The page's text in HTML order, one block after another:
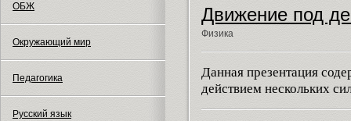
ОБЖ
Окружающий мир
Педагогика
Русский язык
Движение под
Физика
Данная презентация
действием нескольких